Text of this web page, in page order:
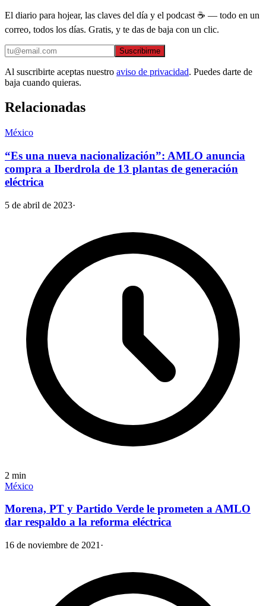
El diario para hojear, las claves del día y el podcast ☕ — todo en un
correo, todos los días. Gratis, y te das de baja con un clic.
Suscribirme
Al suscribirte aceptas nuestro aviso de privacidad. Puedes darte de
baja cuando quieras.
Relacionadas
México
“Es una nueva nacionalización”: AMLO anuncia
compra a Iberdrola de 13 plantas de generación
eléctrica
5 de abril de 2023·
2 min
México
Morena, PT y Partido Verde le prometen a AMLO
dar respaldo a la reforma eléctrica
16 de noviembre de 2021 ·